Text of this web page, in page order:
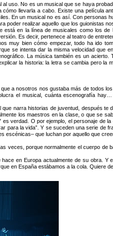
uso. No es un musical que se haya
llevarla a cabo. Existe una película
En un musical no es así. Con personas
realizar aquello que los guionistas
en la línea de musicales como los
Es decir, pertenece al teatro de
muy bien cómo empezar, todo ha ido
se intenta dar la misma velocidad que
La música también es un acierto.
la historia: la letra se cambia pero la
a nosotros nos gustaba más de todos
el musical, cuánta escenografía
narra historias de juventud, después te
los maestros en la clase, o que se
verdad. O por ejemplo, el personaje de
para la vida”. Y se suceden una serie de
escénicas– que luchan por aquello que
veces, porque normalmente el cuerpo de
en Europa actualmente de su obra. Y
en España estábamos a la cola. Quiere